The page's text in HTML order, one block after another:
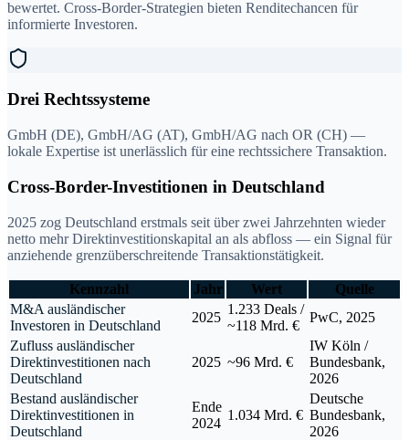
bewertet. Cross-Border-Strategien bieten Renditechancen für
informierte Investoren.
Drei Rechtssysteme
GmbH (DE), GmbH/AG (AT), GmbH/AG nach OR (CH) —
lokale Expertise ist unerlässlich für eine rechtssichere Transaktion.
Cross-Border-Investitionen in Deutschland
2025 zog Deutschland erstmals seit über zwei Jahrzehnten wieder
netto mehr Direktinvestitionskapital an als abfloss — ein Signal für
anziehende grenzüberschreitende Transaktionstätigkeit.
Kennzahl Jahr Wert
Quelle
M&A ausländischer
Investoren in Deutschland
2025
1.233 Deals /
~118 Mrd. €
PwC, 2025
Zufluss ausländischer
Direktinvestitionen nach
Deutschland
2025 ~96 Mrd. €
IW Köln /
Bundesbank,
2026
Bestand ausländischer
Direktinvestitionen in
Deutschland
Ende
2024
1.034 Mrd. €
Deutsche
Bundesbank,
2026